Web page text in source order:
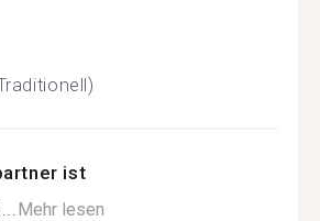
ist
Mehr lesen